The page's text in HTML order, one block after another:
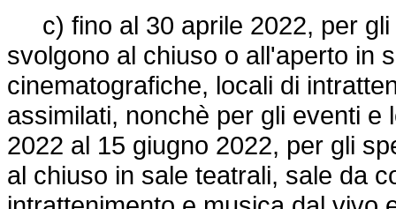
c) fino al 30 aprile 2022, per gli
svolgono al chiuso o all'aperto in
cinematografiche, locali di
assimilati, nonchè per gli eventi e
2022 al 15 giugno 2022, per gli
al chiuso in sale teatrali, sale da